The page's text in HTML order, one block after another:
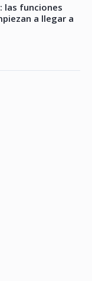
las funciones
a llegar a